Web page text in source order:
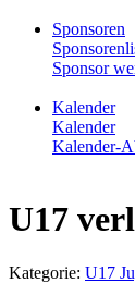
Sponsoren
Sponsor
Kalender
Kalender
Kalender-
U17
Kategorie: U17